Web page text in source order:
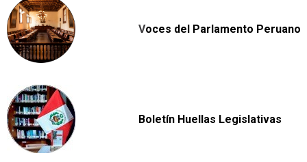
Voces del Parlamento Peruano
Boletín Huellas Legislativas